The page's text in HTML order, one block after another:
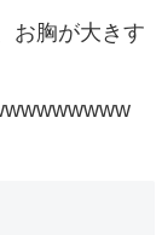
お胸が大きす